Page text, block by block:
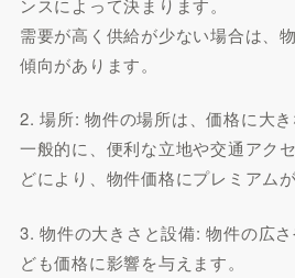
需要が高く供給が少ない場合は、
傾向があります。
2. 場所: 物件の場所は、価格に大き
一般的に、便利な立地や交通アク
どにより、物件価格にプレミアム
3. 物件の大きさと設備: 物件の広
ども価格に影響を与えます。